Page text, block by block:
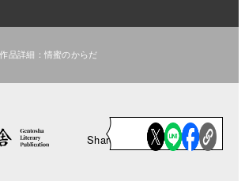
作品詳細：情蜜のからだ
Share